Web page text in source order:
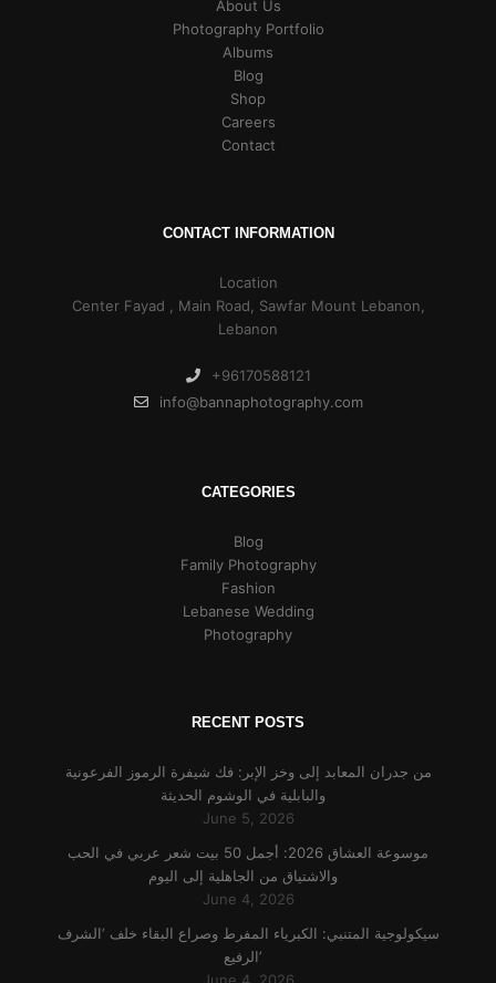
About Us
Photography Portfolio
Albums
Blog
Shop
Careers
Contact
CONTACT INFORMATION
Location
Center Fayad , Main Road, Sawfar Mount Lebanon,
Lebanon
+96170588121
info@bannaphotography.com
CATEGORIES
Blog
Family Photography
Fashion
Lebanese Wedding
Photography
RECENT POSTS
من جدران المعابد إلى وخز الإبر: فك شيفرة الرموز الفرعونية
والبابلية في الوشوم الحديثة
June 5, 2026
موسوعة العشاق 2026: أجمل 50 بيت شعر عربي في الحب
والاشتياق من الجاهلية إلى اليوم
June 4, 2026
سيكولوجية المتنبي: الكبرياء المفرط وصراع البقاء خلف ‘الشرف
الرفيع’
June 4, 2026